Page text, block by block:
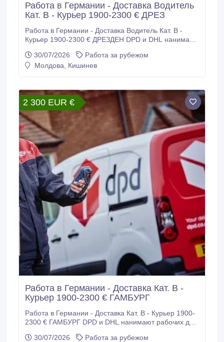
Работа в Германии - Доставка Водитель
Кат. В - Курьер 1900-2300 € ДРЕЗ
Работа в Германии - Доставка Водитель Кат. В -
Курьер 1900-2300 € ДРЕЗДЕН DPD и DHL нанимают
Водители - курьеры категории В для доставки
посылок. Требования: - Возраст до 45 лет -
личности - Болгарский паспорт - Литовский паспорт
- Румынский паспорт - Серьезность -
Пунктуальность Мы предлагаем Вам: - Легальный
трудовой договор Напрямую от компании -
Официальная зарплата: 1900-2300 € - Проживание
(помогаем) - Транспорт только до 3, 5 тонн -
Практика 3 - 10 дней - Вам нужен только опыт
вождения.
30/07/2026
Работа за рубежом
Молдова, Кишинев
2 300 EUR €
Работа в Германии - Доставка Кат. В -
Курьер 1900-2300 € ГАМБУРГ
Работа в Германии - Доставка Кат. В - Курьер 1900-
2300 € ГАМБУРГ DPD и DHL нанимают рабочих для
курьеры категории В для доставки посылок.
30/07/2026
Работа за рубежом